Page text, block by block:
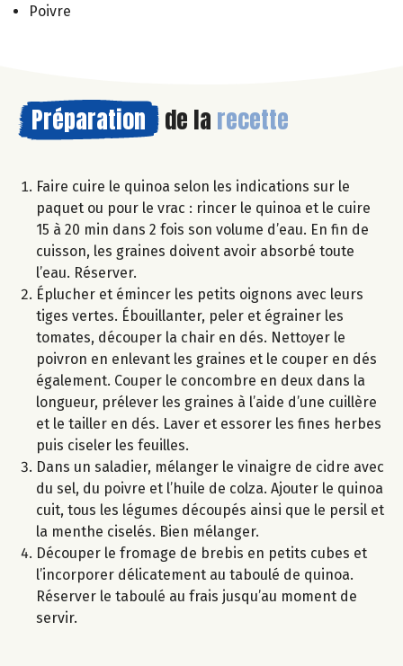
Poivre
Préparation de la recette
Faire cuire le quinoa selon les indications sur le
paquet ou pour le vrac : rincer le quinoa et le cuire
15 à 20 min dans 2 fois son volume d’eau. En fin de
cuisson, les graines doivent avoir absorbé toute
l’eau. Réserver.
Éplucher et émincer les petits oignons avec leurs
tiges vertes. Ébouillanter, peler et égrainer les
tomates, découper la chair en dés. Nettoyer le
poivron en enlevant les graines et le couper en dés
également. Couper le concombre en deux dans la
longueur, prélever les graines à l’aide d’une cuillère
et le tailler en dés. Laver et essorer les fines herbes
puis ciseler les feuilles.
Dans un saladier, mélanger le vinaigre de cidre avec
du sel, du poivre et l’huile de colza. Ajouter le quinoa
cuit, tous les légumes découpés ainsi que le persil et
la menthe ciselés. Bien mélanger.
Découper le fromage de brebis en petits cubes et
l’incorporer délicatement au taboulé de quinoa.
Réserver le taboulé au frais jusqu’au moment de
servir.